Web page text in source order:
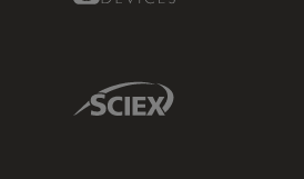
Sciex Link